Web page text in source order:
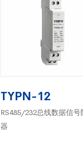
TYPN-12
RS485/232总线数据信号
器